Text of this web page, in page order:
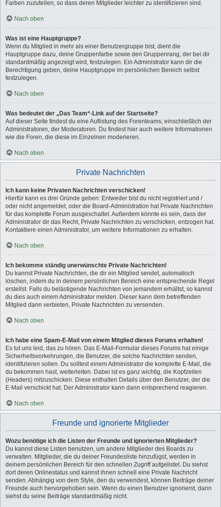
Farben zuzuteilen, so dass deren Mitglieder leichter zu identifizieren sind.
Nach oben
Was ist eine Hauptgruppe?
Wenn du Mitglied in mehr als einer Benutzergruppe bist, dient die
Hauptgruppe dazu, deine Gruppenfarbe sowie den Gruppenrang, der bei dir
standardmäßig angezeigt wird, festzulegen. Ein Administrator kann dir die
Berechtigung geben, deine Hauptgruppe im persönlichen Bereich selbst
festzulegen.
Nach oben
Was bedeutet der „Das Team“-Link auf der Startseite?
Auf dieser Seite findest du eine Auflistung des Forenteams, einschließlich der
Administratoren, der Moderatoren. Du findest hier auch weitere Informationen
wie die Foren, die diese im Einzelnen moderieren.
Nach oben
Private Nachrichten
Ich kann keine Privaten Nachrichten verschicken!
Hierfür kann es drei Gründe geben: Entweder bist du nicht registriert und /
oder nicht angemeldet, oder die Board-Administration hat Private Nachrichten
für das komplette Forum ausgeschaltet. Außerdem könnte es sein, dass der
Administrator dir das Recht, Private Nachrichten zu verschicken, entzogen hat.
Kontaktiere einen Administrator, um weitere Informationen zu erhalten.
Nach oben
Ich bekomme ständig unerwünschte Private Nachrichten!
Du kannst Private Nachrichten, die dir ein Mitglied sendet, automatisch
löschen, indem du in deinem persönlichen Bereich eine entsprechende Regel
erstellst. Falls du belästigende Nachrichten von jemandem erhältst, so kannst
du dies auch einem Administrator melden. Dieser kann dem betreffenden
Mitglied dann verbieten, Private Nachrichten zu versenden.
Nach oben
Ich habe eine Spam-E-Mail von einem Mitglied dieses Forums erhalten!
Es tut uns leid, das zu hören. Das E-Mail-Formular dieses Forums hat einige
Sicherheitsvorkehrungen, die Benutzer, die solche Nachrichten senden,
identifizieren sollen. Du solltest einem Administrator die komplette E-Mail, die
du bekommen hast, weiterleiten. Dabei ist es ganz wichtig, die Kopfzeilen
(Headers) mitzuschicken. Diese enthalten Details über den Benutzer, der die
E-Mail verschickt hat. Der Administrator kann dann entsprechend reagieren.
Nach oben
Freunde und ignorierte Mitglieder
Wozu benötige ich die Listen der Freunde und ignorierten Mitglieder?
Du kannst diese Listen benutzen, um andere Mitglieder des Boards zu
verwalten. Mitglieder, die du deiner Freundesliste hinzufügst, werden in
deinem persönlichen Bereich für den schnellen Zugriff aufgelistet. Du siehst
dort deren Onlinestatus und kannst ihnen schnell eine Private Nachricht
senden. Abhängig von dem Style, den du verwendest, können Beiträge deiner
Freunde auch hervorgehoben sein. Wenn du einen Benutzer ignorierst, dann
siehst du seine Beiträge standardmäßig nicht.